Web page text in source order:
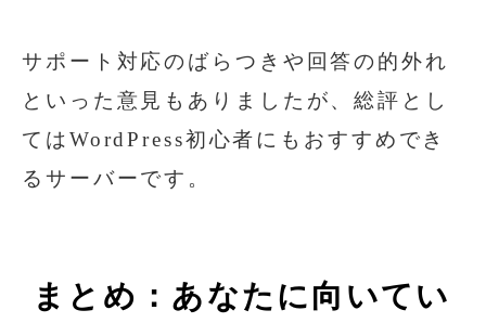
サポート対応のばらつきや回答の的外れ
といった意見もありましたが、総評とし
てはWordPress初心者にもおすすめでき
るサーバーです。
まとめ：あなたに向いてい